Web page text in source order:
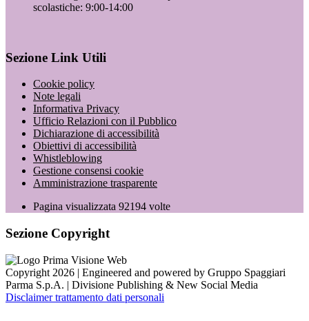
scolastiche: 9:00-14:00
Sezione Link Utili
Cookie policy
Note legali
Informativa Privacy
Ufficio Relazioni con il Pubblico
Dichiarazione di accessibilità
Obiettivi di accessibilità
Whistleblowing
Gestione consensi cookie
Amministrazione trasparente
Pagina visualizzata 92194 volte
Sezione Copyright
Copyright 2026 | Engineered and powered by Gruppo Spaggiari
Parma S.p.A. | Divisione Publishing & New Social Media
Disclaimer trattamento dati personali